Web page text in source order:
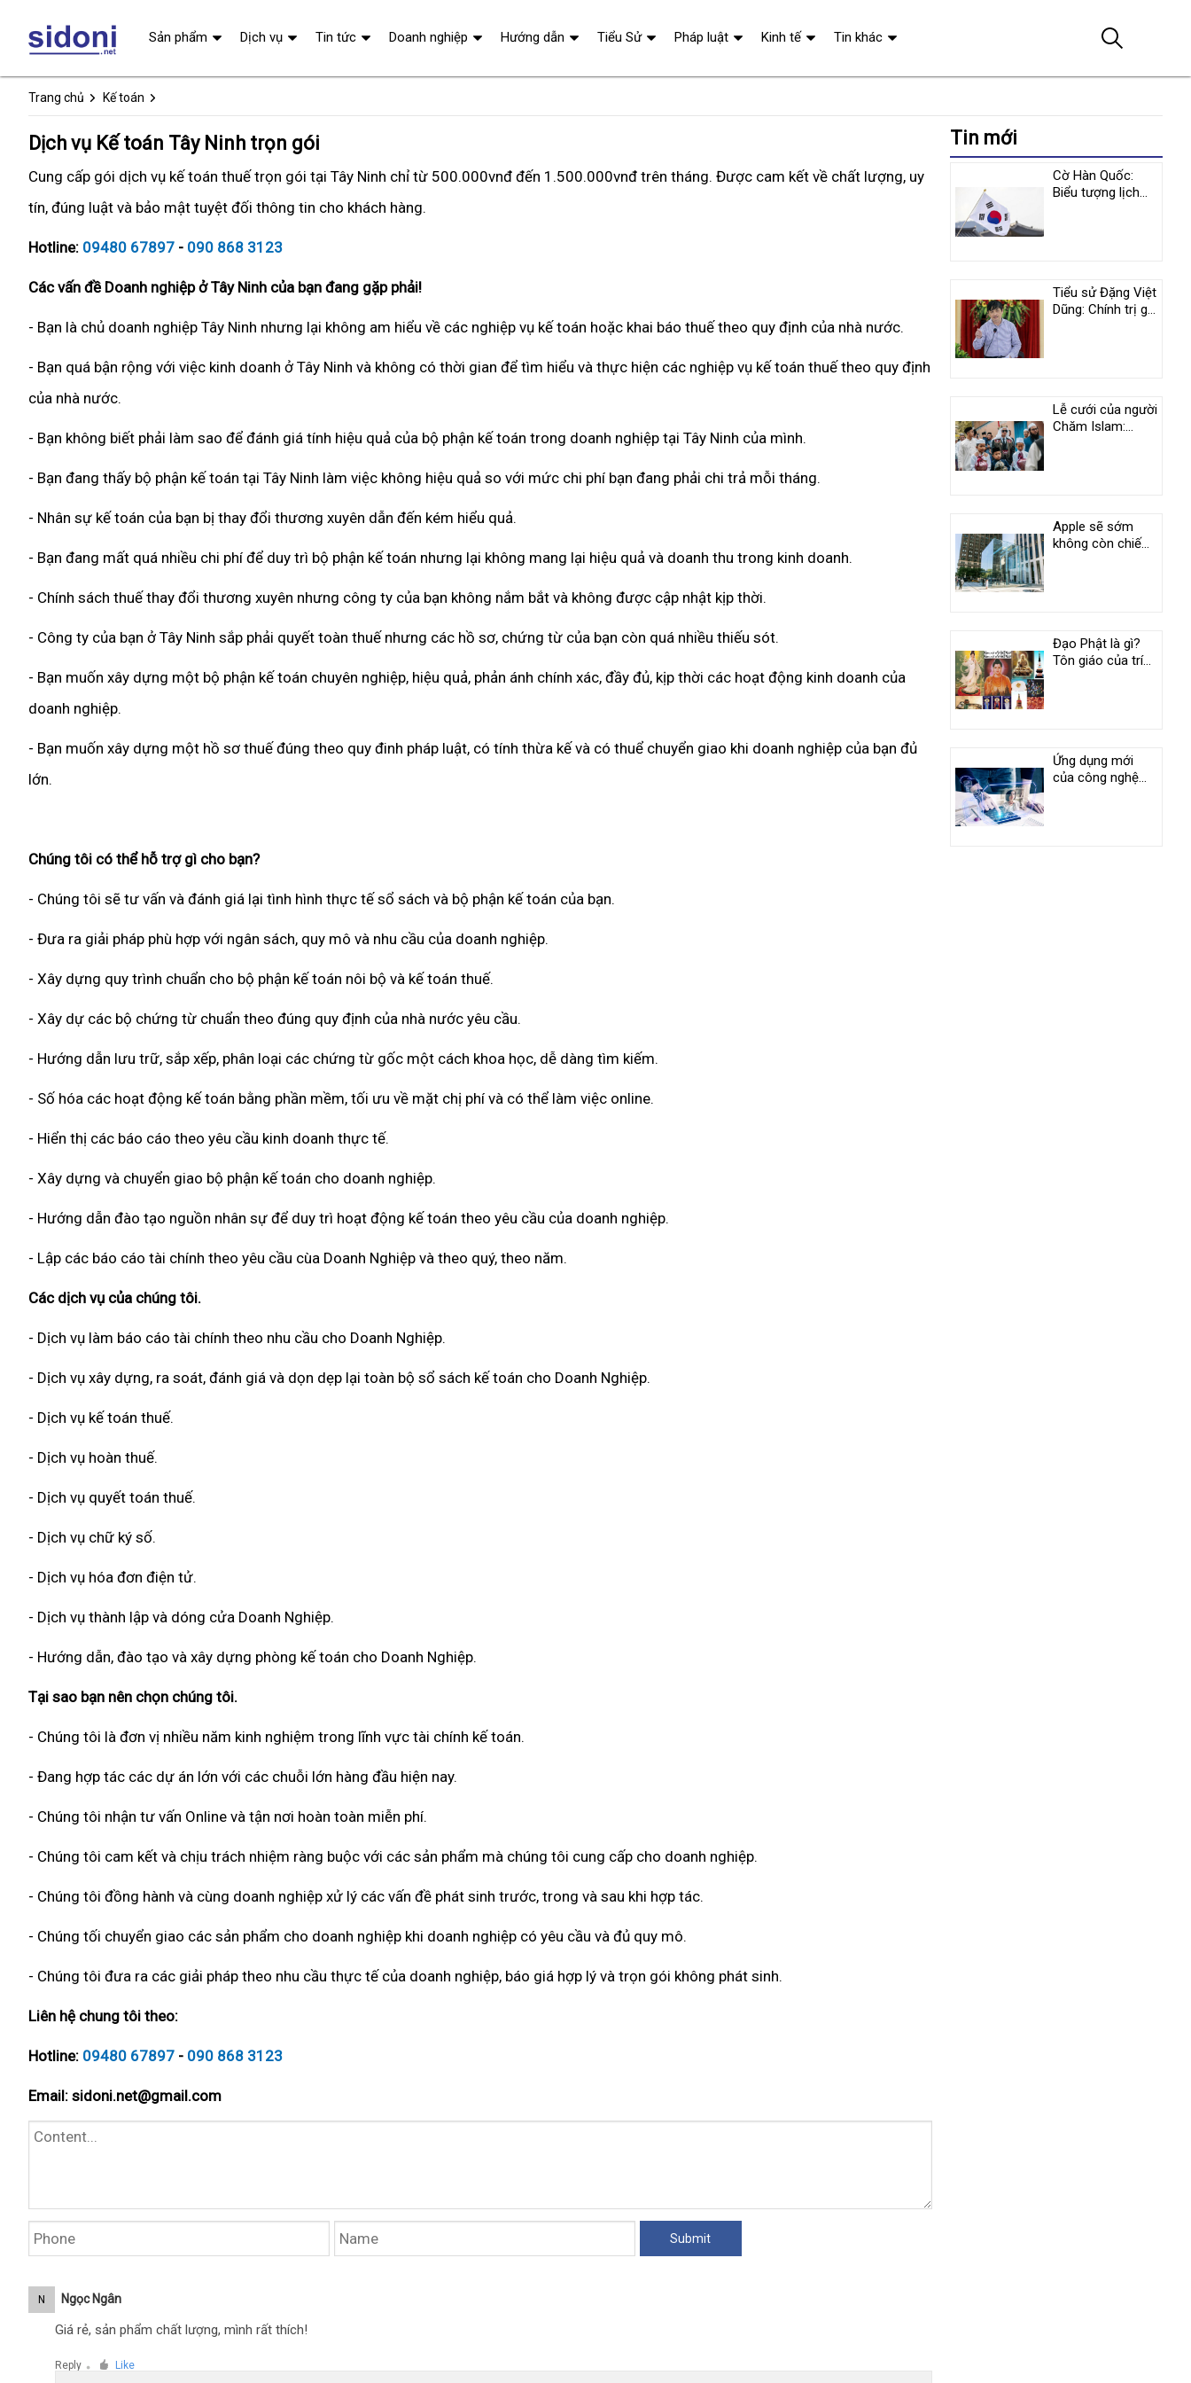
Trang chủ Kế toán
Dịch vụ Kế toán Tây Ninh trọn gói
Cung cấp gói dịch vụ kế toán thuế trọn gói tại Tây Ninh chỉ từ 500.000vnđ đến 1.500.000vnđ trên tháng. Được cam kết về chất lượng, uy
tín, đúng luật và bảo mật tuyệt đối thông tin cho khách hàng.
Hotline: 09480 67897 - 090 868 3123
Các vấn đề Doanh nghiệp ở Tây Ninh của bạn đang gặp phải!
- Bạn là chủ doanh nghiệp Tây Ninh nhưng lại không am hiểu về các nghiệp vụ kế toán hoặc khai báo thuế theo quy định của nhà nước.
- Bạn quá bận rộng với việc kinh doanh ở Tây Ninh và không có thời gian để tìm hiểu và thực hiện các nghiệp vụ kế toán thuế theo quy định
của nhà nước.
- Bạn không biết phải làm sao để đánh giá tính hiệu quả của bộ phận kế toán trong doanh nghiệp tại Tây Ninh của mình.
- Bạn đang thấy bộ phận kế toán tại Tây Ninh làm việc không hiệu quả so với mức chi phí bạn đang phải chi trả mỗi tháng.
- Nhân sự kế toán của bạn bị thay đổi thương xuyên dẫn đến kém hiểu quả.
- Bạn đang mất quá nhiều chi phí để duy trì bộ phận kế toán nhưng lại không mang lại hiệu quả và doanh thu trong kinh doanh.
- Chính sách thuế thay đổi thương xuyên nhưng công ty của bạn không nắm bắt và không được cập nhật kịp thời.
- Công ty của bạn ở Tây Ninh sắp phải quyết toàn thuế nhưng các hồ sơ, chứng từ của bạn còn quá nhiều thiếu sót.
- Bạn muốn xây dựng một bộ phận kế toán chuyên nghiệp, hiệu quả, phản ánh chính xác, đầy đủ, kịp thời các hoạt động kinh doanh của
doanh nghiệp.
- Bạn muốn xây dựng một hồ sơ thuế đúng theo quy đinh pháp luật, có tính thừa kế và có thuể chuyển giao khi doanh nghiệp của bạn đủ
lớn.
Chúng tôi có thể hỗ trợ gì cho bạn?
- Chúng tôi sẽ tư vấn và đánh giá lại tình hình thực tế sổ sách và bộ phận kế toán của bạn.
- Đưa ra giải pháp phù hợp với ngân sách, quy mô và nhu cầu của doanh nghiệp.
- Xây dựng quy trình chuẩn cho bộ phận kế toán nôi bộ và kế toán thuế.
- Xây dự các bộ chứng từ chuẩn theo đúng quy định của nhà nước yêu cầu.
- Hướng dẫn lưu trữ, sắp xếp, phân loại các chứng từ gốc một cách khoa học, dễ dàng tìm kiếm.
- Số hóa các hoạt động kế toán bằng phần mềm, tối ưu về mặt chị phí và có thể làm việc online.
- Hiển thị các báo cáo theo yêu cầu kinh doanh thực tế.
- Xây dựng và chuyển giao bộ phận kế toán cho doanh nghiệp.
- Hướng dẫn đào tạo nguồn nhân sự để duy trì hoạt động kế toán theo yêu cầu của doanh nghiệp.
- Lập các báo cáo tài chính theo yêu cầu cùa Doanh Nghiệp và theo quý, theo năm.
Các dịch vụ của chúng tôi.
- Dịch vụ làm báo cáo tài chính theo nhu cầu cho Doanh Nghiệp.
- Dịch vụ xây dựng, ra soát, đánh giá và dọn dẹp lại toàn bộ sổ sách kế toán cho Doanh Nghiệp.
- Dịch vụ kế toán thuế.
- Dịch vụ hoàn thuế.
- Dịch vụ quyết toán thuế.
- Dịch vụ chữ ký số.
- Dịch vụ hóa đơn điện tử.
- Dịch vụ thành lập và dóng cửa Doanh Nghiệp.
- Hướng dẫn, đào tạo và xây dựng phòng kế toán cho Doanh Nghiệp.
Tại sao bạn nên chọn chúng tôi.
- Chúng tôi là đơn vị nhiều năm kinh nghiệm trong lĩnh vực tài chính kế toán.
- Đang hợp tác các dự án lớn với các chuỗi lớn hàng đầu hiện nay.
- Chúng tôi nhận tư vấn Online và tận nơi hoàn toàn miễn phí.
- Chúng tôi cam kết và chịu trách nhiệm ràng buộc với các sản phẩm mà chúng tôi cung cấp cho doanh nghiệp.
- Chúng tôi đồng hành và cùng doanh nghiệp xử lý các vấn đề phát sinh trước, trong và sau khi hợp tác.
- Chúng tối chuyển giao các sản phẩm cho doanh nghiệp khi doanh nghiệp có yêu cầu và đủ quy mô.
- Chúng tôi đưa ra các giải pháp theo nhu cầu thực tế của doanh nghiệp, báo giá hợp lý và trọn gói không phát sinh.
Liên hệ chung tôi theo:
Hotline: 09480 67897 - 090 868 3123
Email: sidoni.net@gmail.com
N Ngọc Ngân
Giá rẻ, sản phẩm chất lượng, mình rất thích!
Reply ● Like
Tin mới
Cờ Hàn Quốc:
Biểu tượng lịch
Tiểu sử Đặng Việt
Dũng: Chính trị gia
Lễ cưới của người
Chăm Islam:
Apple sẽ sớm
không còn chiếm
Đạo Phật là gì?
Tôn giáo của trí
Ứng dụng mới
của công nghệ
Sản phẩm Dịch vụ Tin tức Doanh nghiệp Hướng dẫn Tiểu Sử Pháp luật Kinh tế Tin khác